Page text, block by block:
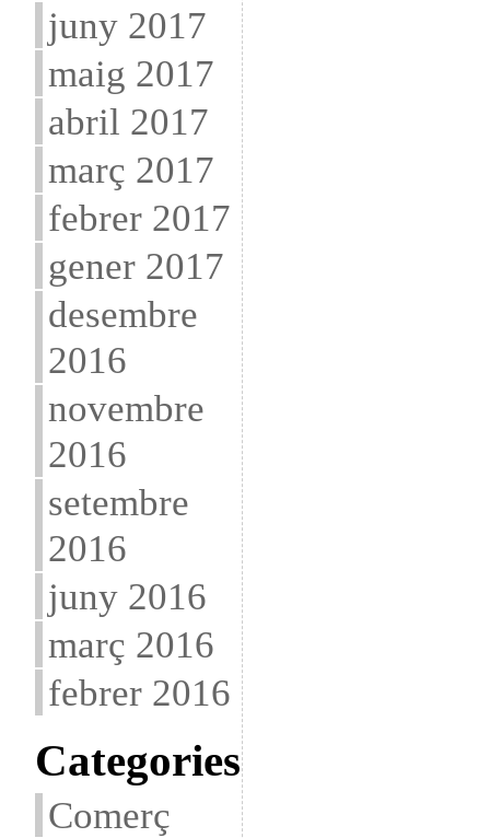
juny 2017
maig 2017
abril 2017
març 2017
febrer 2017
gener 2017
desembre
2016
novembre
2016
setembre
2016
juny 2016
març 2016
febrer 2016
Categories
Comerç